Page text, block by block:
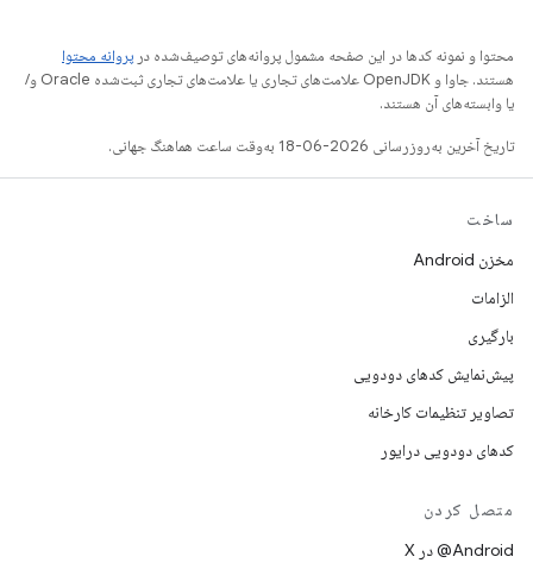
محتوا و نمونه کدها در این صفحه مشمول پروانه‌های توصیف‌شده در پروانه محتوا
هستند. جاوا و OpenJDK علامت‌های تجاری یا علامت‌های تجاری ثبت‌شده Oracle و/
یا وابسته‌های آن هستند.
تاریخ آخرین به‌روزرسانی 2026-06-18 به‌وقت ساعت هماهنگ جهانی.
ساخت
مخزن Android
الزامات
بارگیری
پیش‌نمایش کدهای دودویی
تصاویر تنظیمات کارخانه
کدهای دودویی درایور
متصل کردن
‫‎@Android در X